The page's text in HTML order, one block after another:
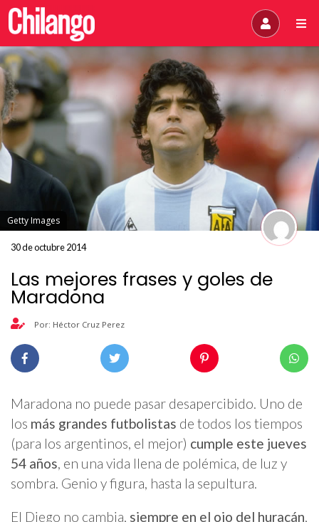
Getty Images
30 de octubre 2014
Las mejores frases y goles de
Maradona
Por: Héctor Cruz Perez
Maradona no puede pasar desapercibido. Uno de
los más grandes futbolistas de todos los tiempos
(para los argentinos, el mejor) cumple este jueves
54 años , en una vida llena de polémica, de luz y
sombra. Genio y figura, hasta la sepultura.
El Diego no cambia, siempre en el ojo del huracán,